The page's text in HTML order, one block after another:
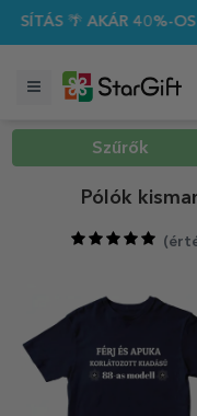
OS KEDVEZMÉNY
Szűrők
Pólók
(